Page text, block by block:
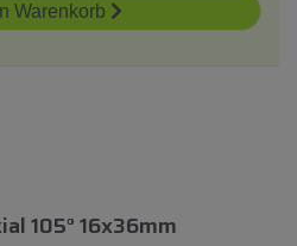
Warenkorb
105° 16x36mm